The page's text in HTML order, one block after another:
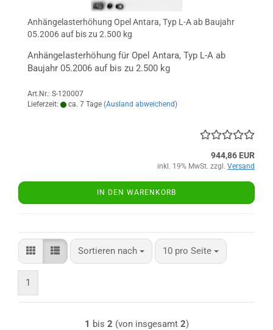
Anhängelasterhöhung Opel Antara, Typ L-A ab Baujahr
05.2006 auf bis zu 2.500 kg
Anhängelasterhöhung für Opel Antara, Typ L-A ab
Baujahr 05.2006 auf bis zu 2.500 kg
Art.Nr.: S-120007
Lieferzeit:
ca. 7 Tage (Ausland abweichend)
944,86 EUR
inkl. 19% MwSt. zzgl. Versand
IN DEN WARENKORB
Sortieren nach
Sortieren nach 10 pro Seite
pro Seite
1
1 bis 2 (von insgesamt 2)